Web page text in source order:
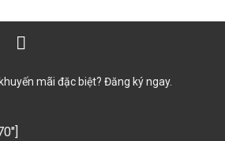
mãi đặc biệt? Đăng ký ngay.